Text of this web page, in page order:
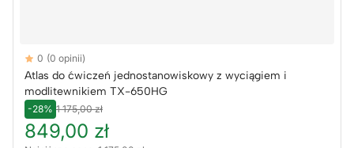
Reviews
0 (0 opinii)
Atlas do ćwiczeń jednostanowiskowy z wyciągiem i
modlitewnikiem TX-650HG
-28% 1 175,00 zł
849,00 zł